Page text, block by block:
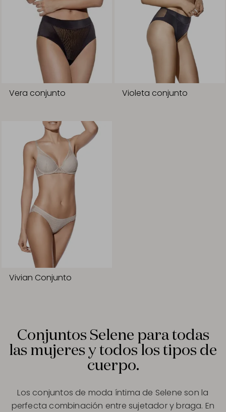
Vera conjunto Violeta conjunto
Vivian Conjunto
Conjuntos Selene para todas
las mujeres y todos los tipos de
cuerpo.
Los conjuntos de moda íntima de Selene son la
perfecta combinación entre sujetador y braga. En